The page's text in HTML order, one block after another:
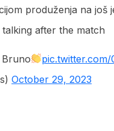
produženja na još
after the match
Bruno
October 29, 2023